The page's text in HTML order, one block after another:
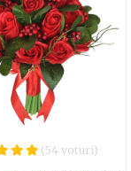
de mult va
specială!
(54 voturi)